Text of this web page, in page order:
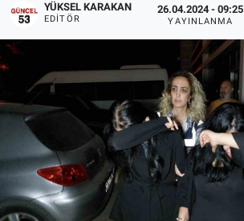
YÜKSEL KARAKAN
EDITÖR
26.04.2024 - 09:25
YAYINLANMA